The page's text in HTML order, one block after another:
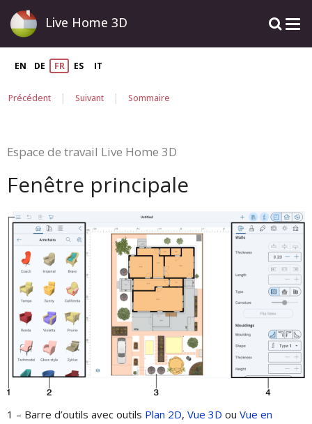
Live Home 3D
EN DE FR ES IT
Précédent | Suivant | Sommaire
Espace de travail Live Home 3D
Fenêtre principale
1 – Barre d’outils avec outils Plan 2D, Vue 3D ou Vue en